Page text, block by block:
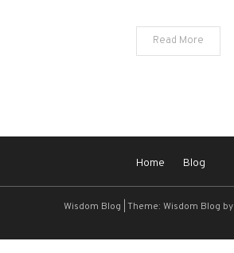
Read More
Home Blog
Wisdom Blog Theme: Wisdom Blog by